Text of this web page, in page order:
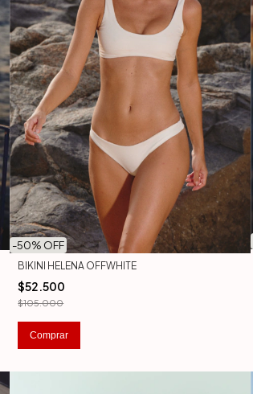
-50% OFF
BIKINI HELENA OFFWHITE
$52.500
$105.000
Comprar